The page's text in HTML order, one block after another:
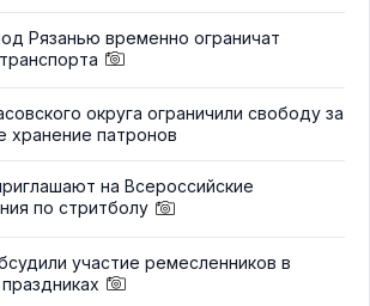
Рязанью временно ограничат
округа ограничили свободу за
хранение патронов
на Всероссийские
по стритболу
участие ремесленников в